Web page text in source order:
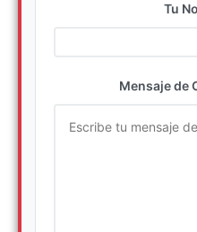
Tu
Mensaje de